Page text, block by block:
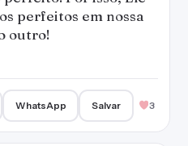
perfeitos em nossa
outro!
WhatsApp Salvar 3